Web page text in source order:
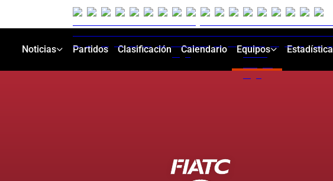
Noticias Partidos Clasificación Calendario Equipos